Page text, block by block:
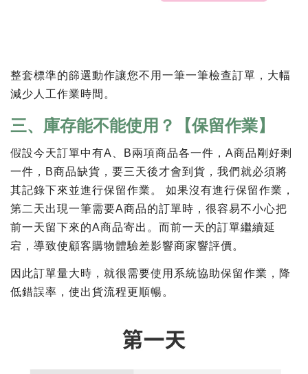
整套標準的篩選動作讓您不用一筆一筆檢查訂單，大幅
減少人工作業時間。
三、庫存能不能使用？【保留作業】
假設今天訂單中有A、B兩項商品各一件，A商品剛好剩
一件，B商品缺貨，要三天後才會到貨，我們就必須將
其記錄下來並進行保留作業。 如果沒有進行保留作業，
第二天出現一筆需要A商品的訂單時，很容易不小心把
前一天留下來的A商品寄出。而前一天的訂單繼續延
宕，導致使顧客購物體驗差影響商家響評價。
因此訂單量大時，就很需要使用系統協助保留作業，降
低錯誤率，使出貨流程更順暢。